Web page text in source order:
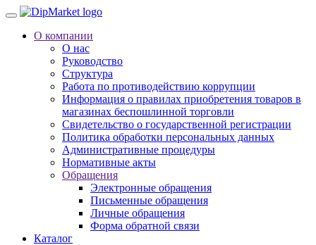
О компании
О нас
Руководство
Структура
Работа по противодействию коррупции
Информация о правилах приобретения товаров в
магазинах беспошлинной торговли
Свидетельство о государственной регистрации
Политика обработки персональных данных
Административные процедуры
Нормативные акты
Обращения
Электронные обращения
Письменные обращения
Личные обращения
Форма обратной связи
Каталог